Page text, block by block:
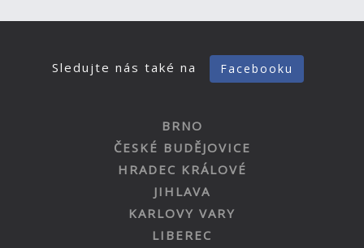
Sledujte nás také na Facebooku
BRNO
ČESKÉ BUDĚJOVICE
HRADEC KRÁLOVÉ
JIHLAVA
KARLOVY VARY
LIBEREC